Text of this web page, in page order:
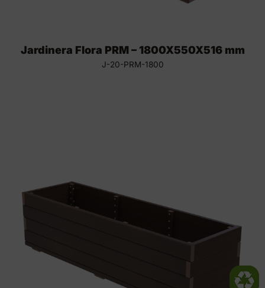
Jardinera Flora PRM – 1800X550X516 mm
J-20-PRM-1800